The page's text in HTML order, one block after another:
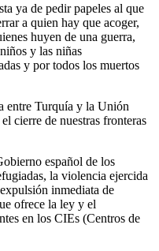
ya de pedir papeles al que
a quien hay que acoger,
huyen de una guerra,
y las niñas
y por todos los muertos
entre Turquía y la Unión
cierre de nuestras fronteras
español de los
la violencia ejercida
inmediata de
ofrece la ley y el
en los CIEs (Centros de